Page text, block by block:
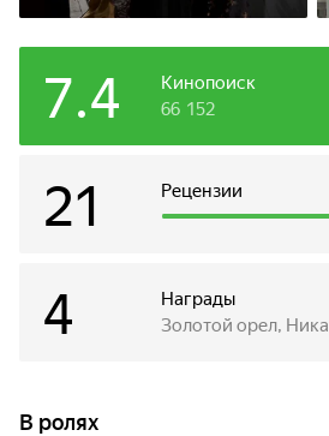
Кинопоиск
7.4 66 152
Рецензии
21
Награды
4 Золотой орел, Ника
В ролях